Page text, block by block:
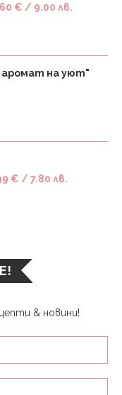
€ / 9.00 лв.
аромат на уют"
€ / 7.80 лв.
& новини!